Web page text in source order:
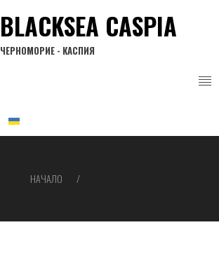
BLACKSEA CASPIA
ЧЕРНОМОРИЕ - КАСПИЯ
НАЧАЛО